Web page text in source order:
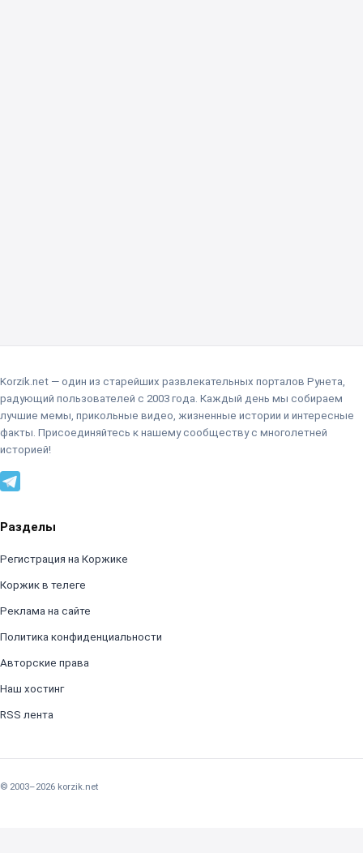
Korzik.net — один из старейших развлекательных порталов Рунета,
радующий пользователей с 2003 года. Каждый день мы собираем
лучшие мемы, прикольные видео, жизненные истории и интересные
факты. Присоединяйтесь к нашему сообществу с многолетней
историей!
Разделы
Регистрация на Коржике
Коржик в телеге
Реклама на сайте
Политика конфиденциальности
Авторские права
Наш хостинг
RSS лента
© 2003–2026 korzik.net